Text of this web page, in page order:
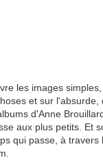
les images
et sur l'absurde,
d'Anne
aux plus petits. Et
qui passe, à travers